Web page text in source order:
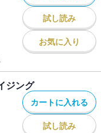
試し読み
お気に入り
ジング
カートに入れる
試し読み